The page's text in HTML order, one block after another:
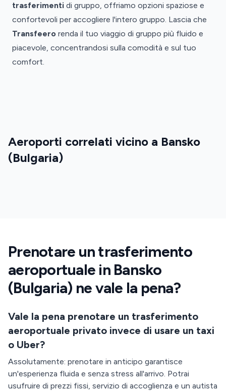
trasferimenti di gruppo, offriamo opzioni spaziose e
confortevoli per accogliere l'intero gruppo. Lascia che
Transfeero renda il tuo viaggio di gruppo più fluido e
piacevole, concentrandosi sulla comodità e sul tuo
comfort.
Aeroporti correlati vicino a Bansko
(Bulgaria)
di
Burgas
·
di
Sofia
aeroporto
Salonicco
Prenotare un trasferimento
aeroportuale in Bansko
(Bulgaria) ne vale la pena?
Vale la pena prenotare un trasferimento
aeroportuale privato invece di usare un taxi
o Uber?
Assolutamente: prenotare in anticipo garantisce
un'esperienza fluida e senza stress all'arrivo. Potrai
usufruire di prezzi fissi, servizio di accoglienza e un autista